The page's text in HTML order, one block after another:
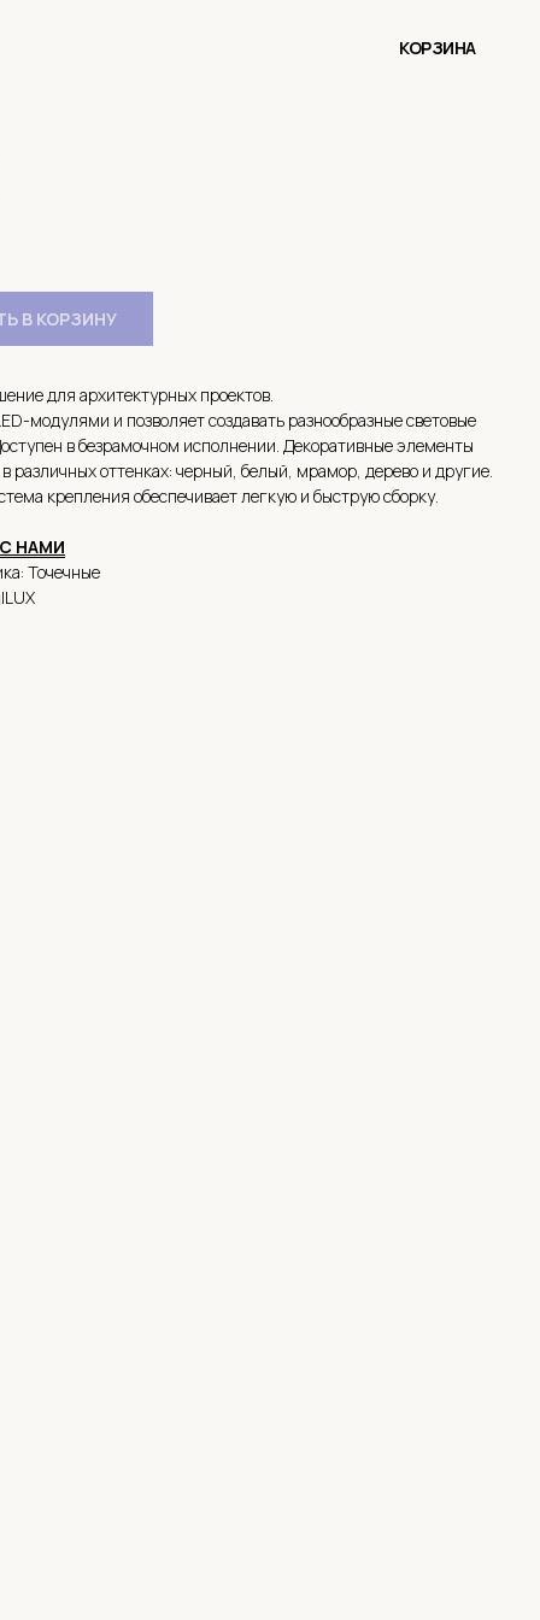
КОРЗИНА
В КОРЗИНУ
для архитектурных проектов.
модулями и позволяет создавать разнообразные световые
в безрамочном исполнении. Декоративные элементы
различных оттенках: черный, белый, мрамор, дерево и другие.
крепления обеспечивает легкую и быструю сборку.
НАМИ
Точечные